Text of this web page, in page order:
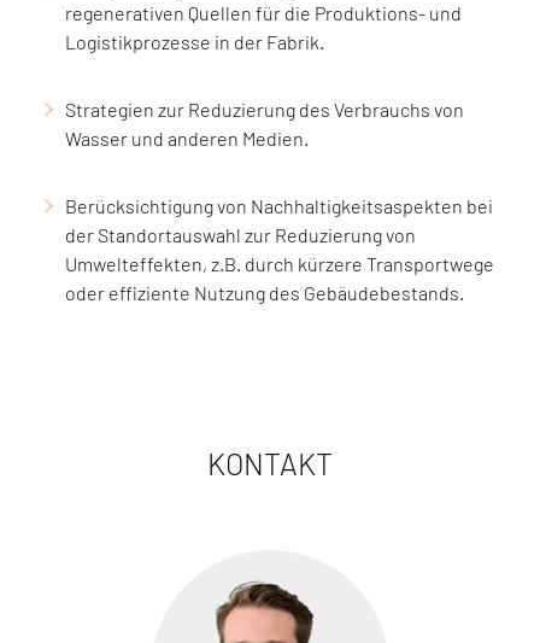
regenerativen Quellen für die Produktions- und
Logistikprozesse in der Fabrik.
Strategien zur Reduzierung des Verbrauchs von
Wasser und anderen Medien.
Berücksichtigung von Nachhaltigkeitsaspekten bei
der Standortauswahl zur Reduzierung von
Umwelteffekten, z.B. durch kürzere Transportwege
oder effiziente Nutzung des Gebäudebestands.
KONTAKT